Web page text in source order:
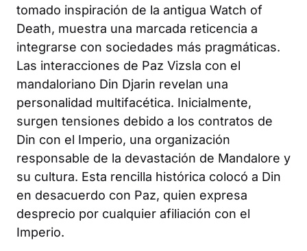
tomado inspiración de la antigua Watch of
Death, muestra una marcada reticencia a
integrarse con sociedades más pragmáticas.
Las interacciones de Paz Vizsla con el
mandaloriano Din Djarin revelan una
personalidad multifacética. Inicialmente,
surgen tensiones debido a los contratos de
Din con el Imperio, una organización
responsable de la devastación de Mandalore y
su cultura. Esta rencilla histórica colocó a Din
en desacuerdo con Paz, quien expresa
desprecio por cualquier afiliación con el
Imperio.